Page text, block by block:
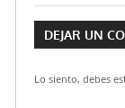
de
anterior:
DEJAR UN
Lo siento, debes